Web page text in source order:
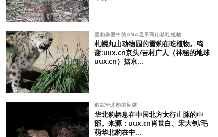
雪豹粪便中的DNA显示高山猫吃植物
札幌丸山动物园的雪豹在吃植物。鸣
谢:uux.cn京头/吉村广人（神秘的地球
uux.cn）据京...
追踪华北豹的足迹
华北豹栖息在中国北方太行山脉的中
部。来源：uux.cn肖世白、宋大钊/毛
萌华北豹在中...